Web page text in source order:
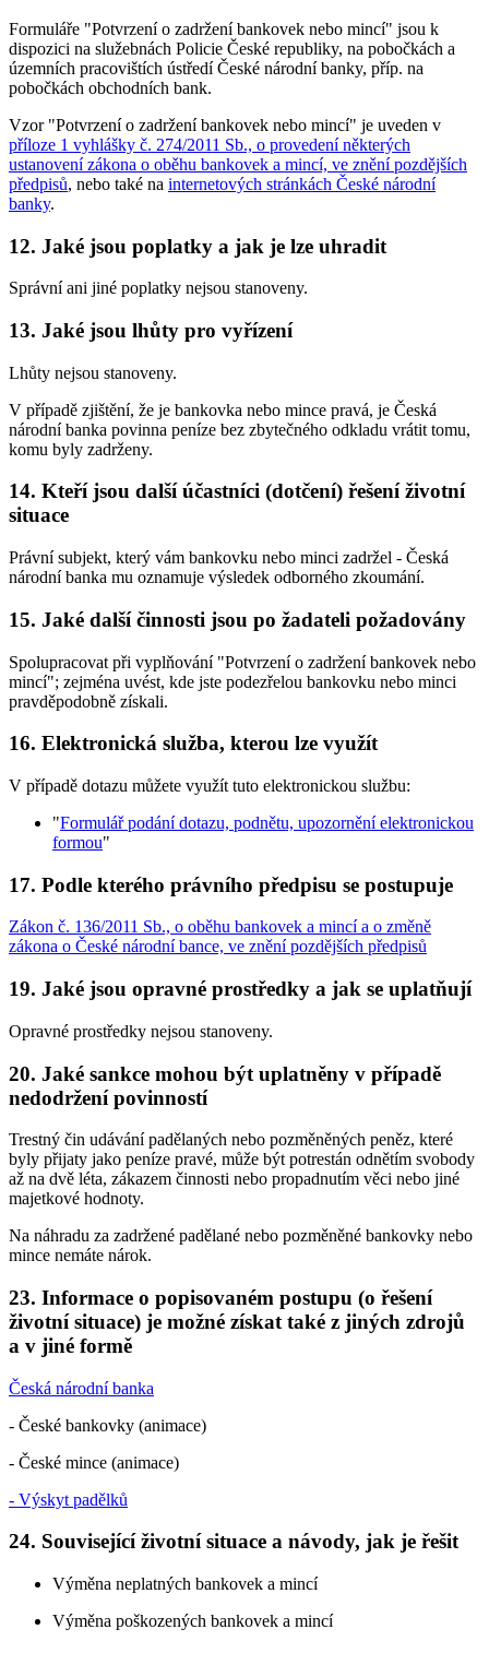
Formuláře "Potvrzení o zadržení bankovek nebo mincí" jsou k
dispozici na služebnách Policie České republiky, na pobočkách a
územních pracovištích ústředí České národní banky, příp. na
pobočkách obchodních bank.
Vzor "Potvrzení o zadržení bankovek nebo mincí" je uveden v
příloze 1 vyhlášky č. 274/2011 Sb., o provedení některých
ustanovení zákona o oběhu bankovek a mincí, ve znění pozdějších
předpisů, nebo také na internetových stránkách České národní
banky.
12. Jaké jsou poplatky a jak je lze uhradit
Správní ani jiné poplatky nejsou stanoveny.
13. Jaké jsou lhůty pro vyřízení
Lhůty nejsou stanoveny.
V případě zjištění, že je bankovka nebo mince pravá, je Česká
národní banka povinna peníze bez zbytečného odkladu vrátit tomu,
komu byly zadrženy.
14. Kteří jsou další účastníci (dotčení) řešení životní
situace
Právní subjekt, který vám bankovku nebo minci zadržel - Česká
národní banka mu oznamuje výsledek odborného zkoumání.
15. Jaké další činnosti jsou po žadateli požadovány
Spolupracovat při vyplňování "Potvrzení o zadržení bankovek nebo
mincí"; zejména uvést, kde jste podezřelou bankovku nebo minci
pravděpodobně získali.
16. Elektronická služba, kterou lze využít
V případě dotazu můžete využít tuto elektronickou službu:
"Formulář podání dotazu, podnětu, upozornění elektronickou
formou"
17. Podle kterého právního předpisu se postupuje
Zákon č. 136/2011 Sb., o oběhu bankovek a mincí a o změně
zákona o České národní bance, ve znění pozdějších předpisů
19. Jaké jsou opravné prostředky a jak se uplatňují
Opravné prostředky nejsou stanoveny.
20. Jaké sankce mohou být uplatněny v případě
nedodržení povinností
Trestný čin udávání padělaných nebo pozměněných peněz, které
byly přijaty jako peníze pravé, může být potrestán odnětím svobody
až na dvě léta, zákazem činnosti nebo propadnutím věci nebo jiné
majetkové hodnoty.
Na náhradu za zadržené padělané nebo pozměněné bankovky nebo
mince nemáte nárok.
23. Informace o popisovaném postupu (o řešení
životní situace) je možné získat také z jiných zdrojů
a v jiné formě
Česká národní banka
- České bankovky (animace)
- České mince (animace)
- Výskyt padělků
24. Související životní situace a návody, jak je řešit
Výměna neplatných bankovek a mincí
Výměna poškozených bankovek a mincí